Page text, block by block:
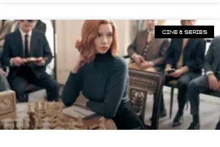
CINE & SERIES